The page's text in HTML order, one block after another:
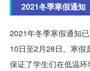
2021冬季寒假通知
2021年冬季寒假通知
10日至2月28日。寒假
保证了学生们在低温